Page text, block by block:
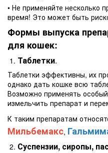
• Не применяйте несколько
время! Это может быть
Формы выпуска
для кошек:
Таблетки.
Таблетки эффективны, их
однако дать кошке всю
Возможно применять
измельчить препарат и
К таким препаратам
Мильбемакс,
Суспензии, сиропы,